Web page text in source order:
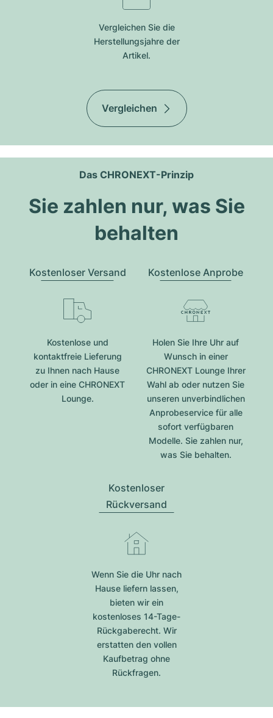
Vergleichen Sie die
Herstellungsjahre der
Artikel.
Vergleichen
Das CHRONEXT-Prinzip
Sie zahlen nur, was Sie
behalten
Kostenloser Versand
Kostenlose und
kontaktfreie Lieferung
zu Ihnen nach Hause
oder in eine CHRONEXT
Lounge.
Kostenlose Anprobe
Holen Sie Ihre Uhr auf
Wunsch in einer
CHRONEXT Lounge Ihrer
Wahl ab oder nutzen Sie
unseren unverbindlichen
Anprobeservice für alle
sofort verfügbaren
Modelle. Sie zahlen nur,
was Sie behalten.
Kostenloser
Rückversand
Wenn Sie die Uhr nach
Hause liefern lassen,
bieten wir ein
kostenloses 14-Tage-
Rückgaberecht. Wir
erstatten den vollen
Kaufbetrag ohne
Rückfragen.